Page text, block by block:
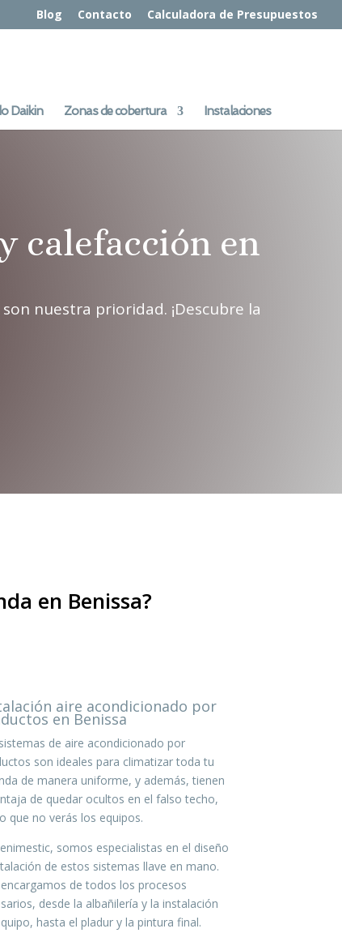
Blog Contacto Calculadora de Presupuestos
Daikin Zonas de cobertura Instalaciones
calefacción en
nuestra prioridad. ¡Descubre la
en Benissa?
aire acondicionado por
en Benissa
de aire acondicionado por
son ideales para climatizar toda tu
de manera uniforme, y además, tienen
de quedar ocultos en el falso techo,
que no verás los equipos.
somos especialistas en el diseño
de estos sistemas llave en mano.
de todos los procesos
desde la albañilería y la instalación
hasta el pladur y la pintura final.